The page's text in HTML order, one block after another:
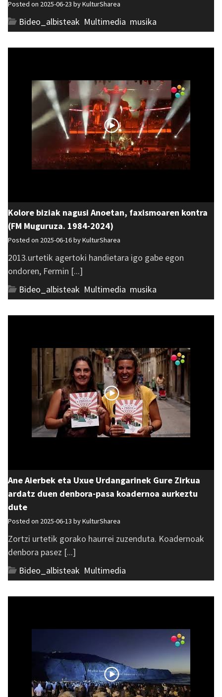
Posted on 2025-06-23 byKulturSharea
Bideo_albisteak Multimedia musika
Kolore biziak nagusi Anoetan, faxismoaren kontra
(FM Muguruza. 1984-2024)
Posted on 2025-06-16 byKulturSharea
2013.urtetik agertoki handietara igo gabe egon
ondoren, Fermin [...]
Bideo_albisteak Multimedia musika
Ane Aierbek eta Uxue Urdangarinek Gure Zirkua
ardatz duen denbora-pasa koadernoa aurkeztu
dute
Posted on 2025-06-13 byKulturSharea
Zortzi urtetik gorako haurrei zuzenduta. Koadernoak
denbora pasez [...]
Bideo_albisteak Multimedia